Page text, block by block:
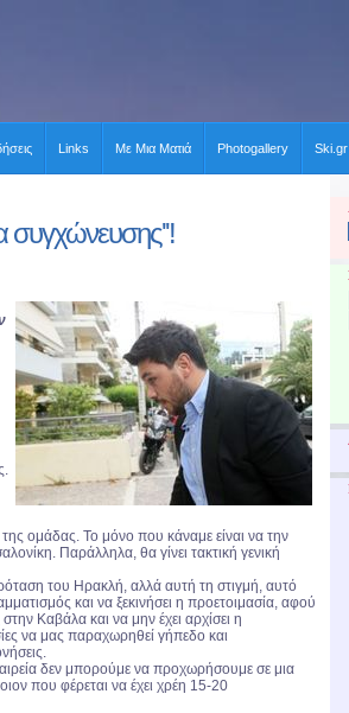
Links Με Μια Ματιά Photogallery Ski.gr
συγχώνευσης''!
ομάδας. Το μόνο που κάναμε είναι να την
Παράλληλα, θα γίνει τακτική γενική
του Ηρακλή, αλλά αυτή τη στιγμή, αυτό
και να ξεκινήσει η προετοιμασία, αφού
στην Καβάλα και να μην έχει αρχίσει η
να μας παραχωρηθεί γήπεδο και
δεν μπορούμε να προχωρήσουμε σε μια
που φέρεται να έχει χρέη 15-20